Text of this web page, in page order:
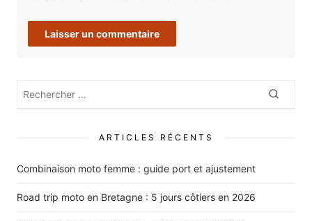
Rechercher
ARTICLES RÉCENTS
Combinaison moto femme : guide port et ajustement
Road trip moto en Bretagne : 5 jours côtiers en 2026